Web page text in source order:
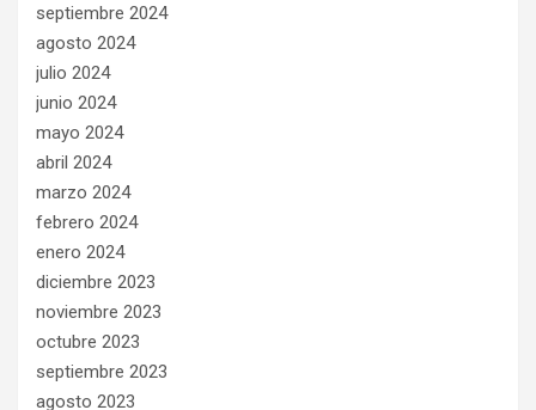
septiembre 2024
agosto 2024
julio 2024
junio 2024
mayo 2024
abril 2024
marzo 2024
febrero 2024
enero 2024
diciembre 2023
noviembre 2023
octubre 2023
septiembre 2023
agosto 2023